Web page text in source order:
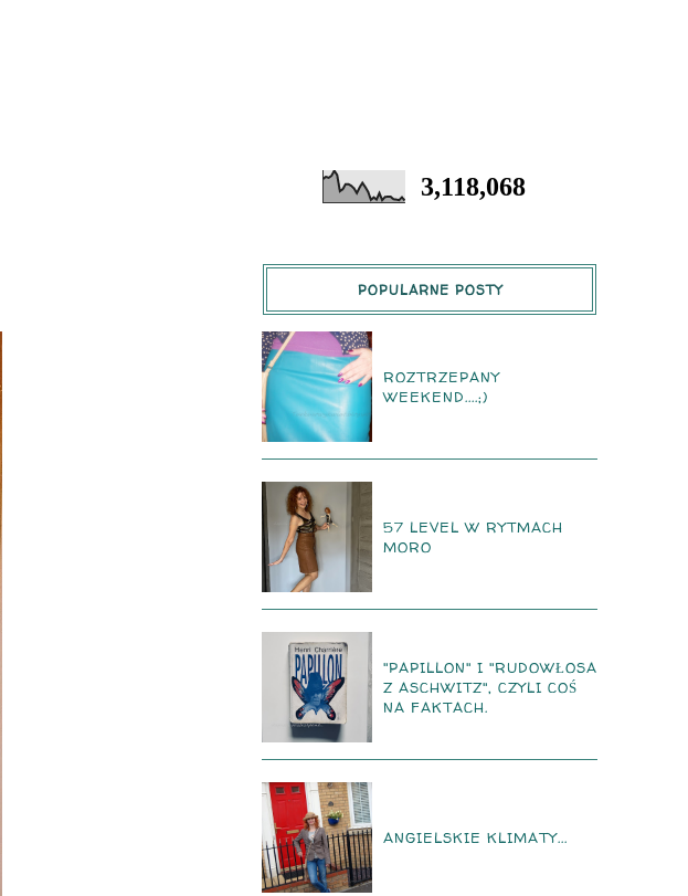
3,118,068
POPULARNE POSTY
ROZTRZEPANY
WEEKEND....;)
57 LEVEL W RYTMACH
MORO
"PAPILLON" I "RUDOWŁOSA
Z ASCHWITZ", CZYLI COŚ
NA FAKTACH.
ANGIELSKIE KLIMATY...